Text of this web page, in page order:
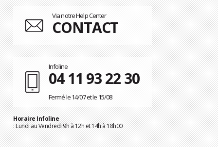
Via notre Help Center
CONTACT
Infoline
04 11 93 22 30
Fermé le 14/07 et le 15/08
Horaire Infoline
: Lundi au Vendredi 9h à 12h et 14h à 18h00